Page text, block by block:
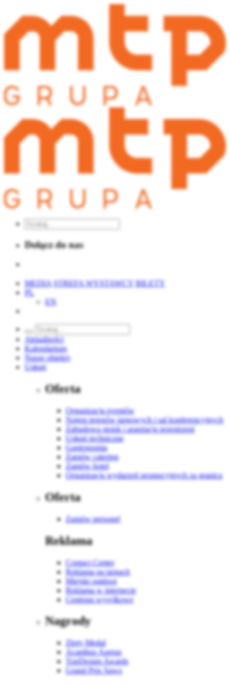
Dołącz do nas
MEDIA STREFA WYSTAWCY BILETY
PL
EN
Aktualności
Kalendarium
Nasze obiekty
Usługi
Oferta
Organizacja eventów
Najem terenów targowych i sal konferencyjnych
Zabudowa stoisk i aranżacja przestrzeni
Usługi techniczne
Gastronomia
Zamów catering
Zamów hotel
Organizacja wydarzeń promocyjnych za granicą
Oferta
Zamów personel
Reklama
Contact Center
Reklama na targach
Miejski outdoor
Reklama w internecie
Centrum wysyłkowe
Nagrody
Złoty Medal
Acanthus Aureus
TopDesign Awards
Grand Prix Sawo